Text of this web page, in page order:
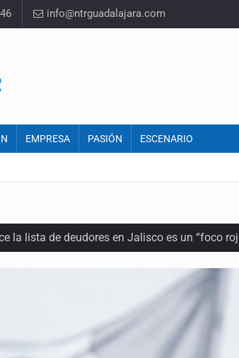
info@ntrguadalajara.com
EMPRESA PASIÓN ESCENARIO
la lista de deudores en Jalisco es un “foco
la ASEJ para recuperar fondos públicos
agresión y amenzas contra su pareja
San Isidro denuncian tala; IJALVI lo niega